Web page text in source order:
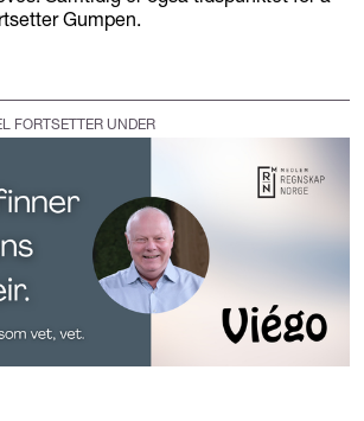
Gumpen.
FORTSETTER UNDER